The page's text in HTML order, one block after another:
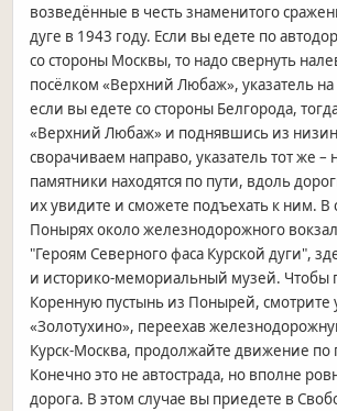
возведённые в честь знаменитого
дуге в 1943 году. Если вы едете по
со стороны Москвы, то надо свернуть
посёлком «Верхний Любаж», указатель
если вы едете со стороны Белгорода,
«Верхний Любаж» и поднявшись из
сворачиваем направо, указатель тот же –
памятники находятся по пути, вдоль
их увидите и сможете подъехать к ним. В
Понырях около железнодорожного
"Героям Северного фаса Курской дуги",
и историко-мемориальный музей. Чтобы
Коренную пустынь из Понырей, смотрите
«Золотухино», переехав
Курск-Москва, продолжайте движение по
Конечно это не автострада, но вполне
дорога. В этом случае вы приедете в